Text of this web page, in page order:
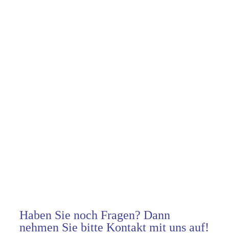
Haben Sie noch Fragen? Dann
nehmen Sie bitte Kontakt mit uns auf!